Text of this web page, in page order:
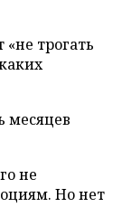
трогать
месяцев
не
Но нет